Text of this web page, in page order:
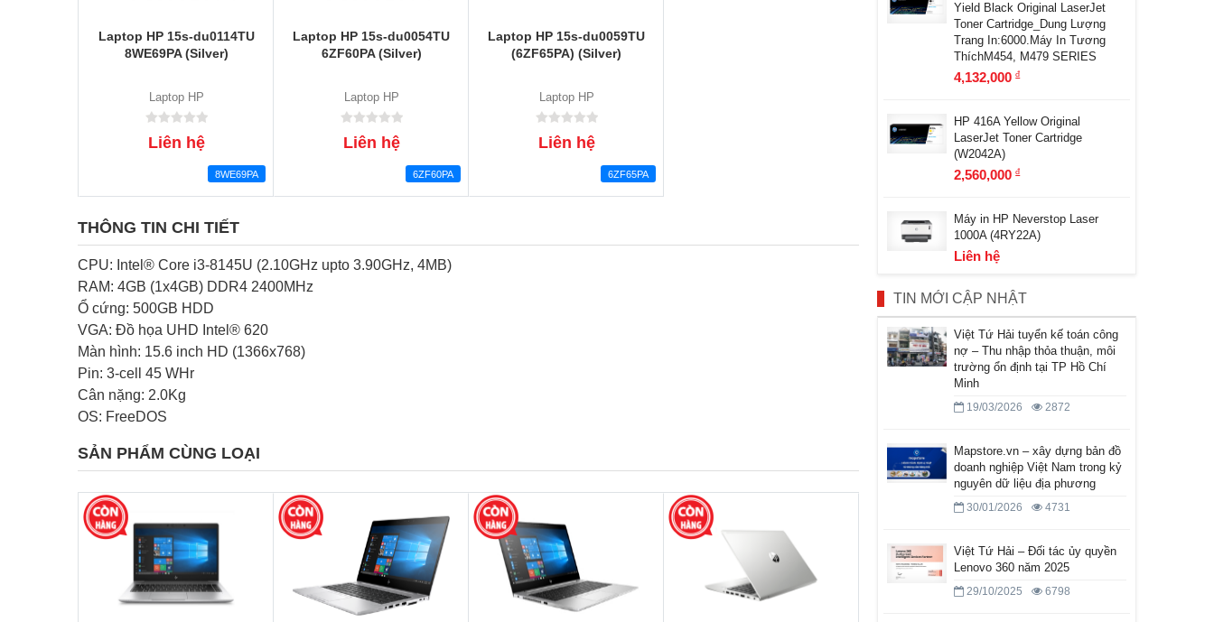
Laptop HP 15s-du0114TU
8WE69PA (Silver)
Laptop HP
Liên hệ
8WE69PA
Laptop HP 15s-du0054TU
6ZF60PA (Silver)
Laptop HP
Liên hệ
6ZF60PA
Laptop HP 15s-du0059TU
(6ZF65PA) (Silver)
Laptop HP
Liên hệ
6ZF65PA
THÔNG TIN CHI TIẾT
CPU: Intel® Core i3-8145U (2.10GHz upto 3.90GHz, 4MB)
RAM: 4GB (1x4GB) DDR4 2400MHz
Ổ cứng: 500GB HDD
VGA: Đồ họa UHD Intel® 620
Màn hình: 15.6 inch HD (1366x768)
Pin: 3-cell 45 WHr
Cân nặng: 2.0Kg
OS: FreeDOS
SẢN PHẨM CÙNG LOẠI
Yield Black Original LaserJet
Toner Cartridge_Dung Lượng
Trang In:6000.Máy In Tương
ThíchM454, M479 SERIES
4,132,000đ
HP 416A Yellow Original
LaserJet Toner Cartridge
(W2042A)
2,560,000đ
Máy in HP Neverstop Laser
1000A (4RY22A)
Liên hệ
TIN MỚI CẬP NHẬT
Việt Tứ Hải tuyển kế toán công
nợ – Thu nhập thỏa thuận, môi
trường ổn định tại TP Hồ Chí
Minh
19/03/2026 2872
Mapstore.vn – xây dựng bản đồ
doanh nghiệp Việt Nam trong kỷ
nguyên dữ liệu địa phương
30/01/2026 4731
Việt Tứ Hải – Đối tác ủy quyền
Lenovo 360 năm 2025
29/10/2025 6798